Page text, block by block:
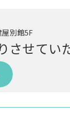
別館5F
せていた